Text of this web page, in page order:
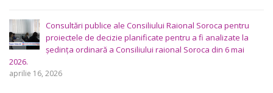
Consultări publice ale Consiliului Raional Soroca pentru
proiectele de decizie planificate pentru a fi analizate la
ședința ordinară a Consiliului raional Soroca din 6 mai
2026.
aprilie 16, 2026